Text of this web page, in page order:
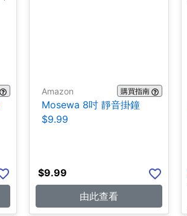
Amazon 購買指南
Mosewa 8吋 靜音掛鐘
$9.99
$9.99
由此查看